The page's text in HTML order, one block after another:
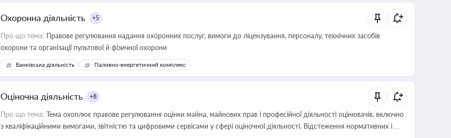
Охоронна діяльність +5
Про що тема: Правове регулювання надання охоронних послуг, вимоги до ліцензування, персоналу, технічних засобів
охорони та організації пультової й фізичної охорони
Банківська діяльність Паливно-енергетичний комплекс
Оціночна діяльність +8
Про що тема: Тема охоплює правове регулювання оцінки майна, майнових прав і професійної діяльності оцінювачів, включно
з кваліфікаційними вимогами, звітністю та цифровими сервісами у сфері оціночної діяльності. Відстеження нормативних і